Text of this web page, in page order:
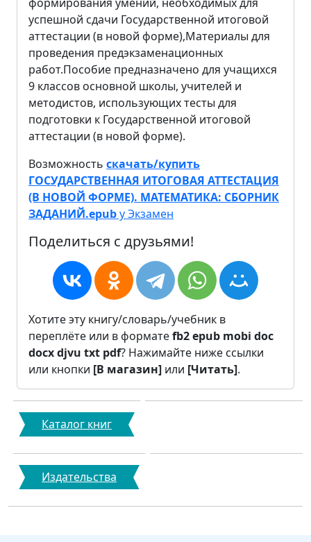
успешной сдачи Государственной итоговой
аттестации (в новой форме),Материалы для
проведения предэкзаменационных
работ.Пособие предназначено для учащихся
9 классов основной школы, учителей и
методистов, использующих тесты для
подготовки к Государственной итоговой
аттестации (в новой форме).
Возможность скачать/купить
ГОСУДАРСТВЕННАЯ ИТОГОВАЯ АТТЕСТАЦИЯ
(В НОВОЙ ФОРМЕ). МАТЕМАТИКА: СБОРНИК
ЗАДАНИЙ.epubу Экзамен
Поделиться с друзьями!
Хотите эту книгу/словарь/учебник в
переплёте или в форматеfb2epub mobi doc
docxdjvu txt pdf? Нажимайте ниже ссылки
или кнопки [В магазин] или [Читать].
Каталог книг
Издательства